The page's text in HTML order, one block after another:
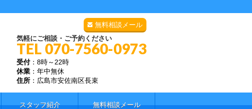
無料相談メール
気軽にご相談・ご予約ください
TEL 070-7560-0973
受付：8時～22時
休業 ：年中無休
住所 ：広島市安佐南区長束
スタッフ紹介 無料相談メール